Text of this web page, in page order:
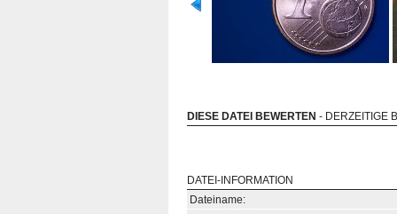
DIESE DATEI BEWERTEN - DERZEITIGE
DATEI-INFORMATION
Dateiname: